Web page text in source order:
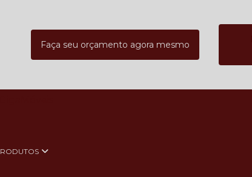
Faça seu orçamento agora mesmo
PRODUTOS